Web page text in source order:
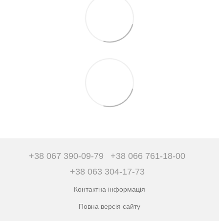
+38 067 390-09-79
+38 066 761-18-00
+38 063 304-17-73
Контактна інформація
Повна версія сайту